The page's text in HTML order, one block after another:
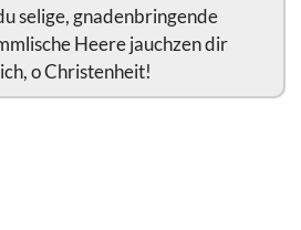
selige, gnadenbringende
Heere jauchzen dir
o Christenheit!